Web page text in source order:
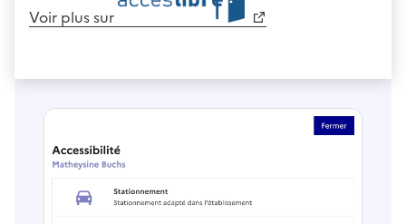
Voir plus sur